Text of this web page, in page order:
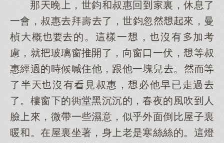
那晚，世鈞叔惠回裏，休息了
一會，叔惠拜壽了，世鈞忽來，曼
楨概的。這樣一，沒有加考
慮，就玻璃窗推開了，向窗口一伏，等叔
惠經過的時候喊住他，跟他一塊兒。等
了半沒有見叔惠，必他早已走過
了。樓窗的衖堂黑沉沉的，春夜的風吹人
臉來，微帶一些濕意，似乎外面倒比屋子裏
暖。在屋裏坐著，身老是寒絲絲的。這燈